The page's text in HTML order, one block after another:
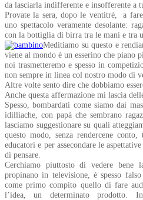
da lasciarla indifferente e insofferente a
Provate la sera, dopo le ventitré, a
uno spettacolo veramente desolante:
con la bottiglia di birra tra le mani e tra
Meditiamo su questo e
viene al mondo è un esserino che piano
noi trasmetteremo e spesso in
non sempre in linea col nostro modo di
Altre volte sento dire che dobbiamo
Anche questa affermazione mi lascia
Spesso, bombardati come siamo dai
idilliache, con papà che sembrano
lasciamo suggestionare su quali
questo modo, senza rendercene
educatori e per assecondare le
di pensare.
Cerchiamo piuttosto di vedere
propinano in televisione, è spesso
come primo compito quello di fare
l’idea, un determinato prodotto.